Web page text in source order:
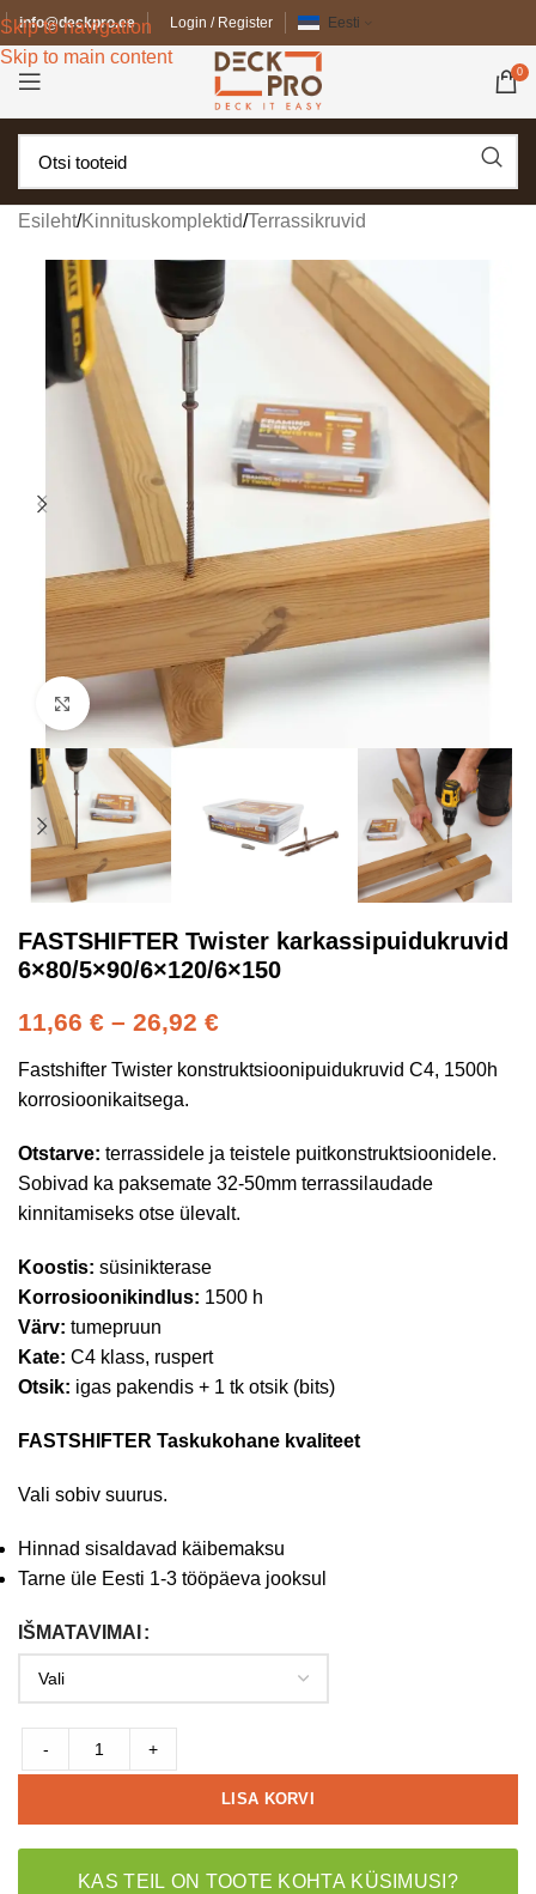
Skip to navigation
Skip to main content
info@deckpro.ee Login / Register Eesti
0
Esileht/Kinnituskomplektid/Terrassikruvid
Kliki suurendamiseks
FASTSHIFTER Twister karkassipuidukruvid
6×80/5×90/6×120/6×150
11,66 € – 26,92 €
Fastshifter Twister konstruktsioonipuidukruvid C4, 1500h
korrosioonikaitsega.
Otstarve: terrassidele ja teistele puitkonstruktsioonidele.
Sobivad ka paksemate 32-50mm terrassilaudade
kinnitamiseks otse ülevalt.
Koostis: süsinikterase
Korrosioonikindlus: 1500 h
Värv: tumepruun
Kate: C4 klass, ruspert
Otsik: igas pakendis + 1 tk otsik (bits)
FASTSHIFTER Taskukohane kvaliteet
Vali sobiv suurus.
Hinnad sisaldavad käibemaksu
Tarne üle Eesti 1-3 tööpäeva jooksul
IŠMATAVIMAI
- +
LISA KORVI
KAS TEIL ON TOOTE KOHTA KÜSIMUSI?